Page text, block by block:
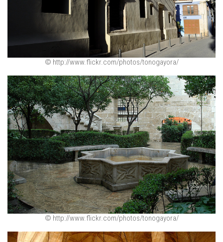
© http://www.flickr.com/photos/tonogayora/
© http://www.flickr.com/photos/tonogayora/